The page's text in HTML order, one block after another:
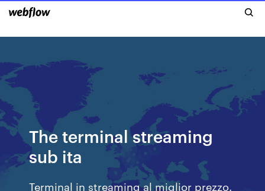
The terminal streaming
sub ita
Terminal in streaming al miglior prezzo.